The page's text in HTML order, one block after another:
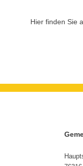
Hier finden Sie